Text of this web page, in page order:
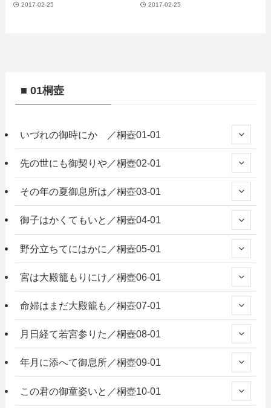
2017-02-25 2017-02-25
■ 01桐壺
いづれの御時にか ／桐壺01-01
先の世にも御契りや／桐壺02-01
その年の夏御息所は／桐壺03-01
御子はかくてもいと／桐壺04-01
野分立ちてにはかに／桐壺05-01
宮は大殿籠もりにけ／桐壺06-01
命婦はまだ大殿籠も／桐壺07-01
月日経て若宮参りた／桐壺08-01
年月に添へて御息所／桐壺09-01
この君の御童姿いと／桐壺10-01